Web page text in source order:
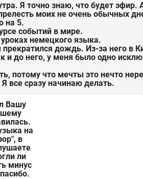
Я точно знаю, что будет эфир.
моих не очень обычных
на 5.
событий в мире.
немецкого языка.
дождь. Из-за него в
и до него, у меня было одно
потому что мечты это нечто
все сразу начинаю делать.
Вашу
на
в
ли
минус